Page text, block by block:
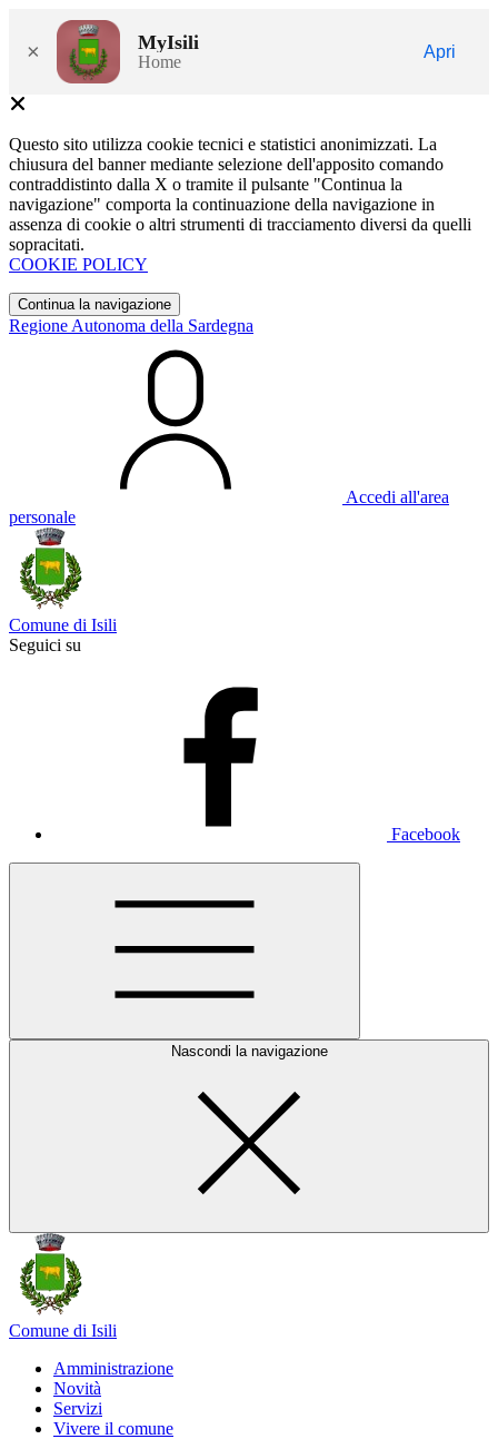
× MyIsili
Home
Apri
Questo sito utilizza cookie tecnici e statistici anonimizzati. La
chiusura del banner mediante selezione dell'apposito comando
contraddistinto dalla X o tramite il pulsante "Continua la
navigazione" comporta la continuazione della navigazione in
assenza di cookie o altri strumenti di tracciamento diversi da quelli
sopracitati.
COOKIE POLICY
Continua la navigazione
Regione Autonoma della Sardegna
Accedi all'area
personale
Comune di Isili
Seguici su
Facebook
Nascondi la navigazione
Comune di Isili
Amministrazione
Novità
Servizi
Vivere il comune